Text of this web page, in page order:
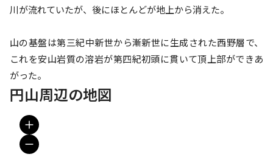
川が流れていたが、後にほとんどが地上から消えた。
山の基盤は第三紀中新世から漸新世に生成された西野層で、
これを安山岩質の溶岩が第四紀初頭に貫いて頂上部ができあ
がった。
円山周辺の地図